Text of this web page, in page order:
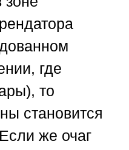
где
то
становится
же очаг